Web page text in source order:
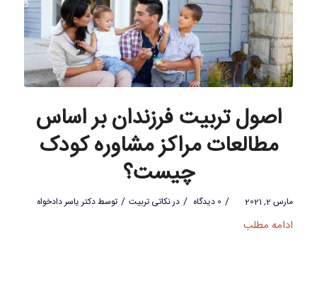
اصول تربیت فرزندان بر اساس
مطالعات مراکز مشاوره کودک
چیست؟
مارس 2, 2021 / 0 دیدگاه / درنکاتی تربیت / توسطدکتر یاسر دادخواه
ادامه مطلب